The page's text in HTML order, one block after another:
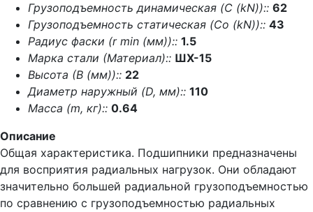
Грузоподъемность динамическая (C (kN)):: 62
Грузоподъемность статическая (Co (kN)):: 43
Радиус фаски (r min (мм)):: 1.5
Марка стали (Материал):: ШХ-15
Высота (В (мм)):: 22
Диаметр наружный (D, мм):: 110
Масса (m, кг):: 0.64
Описание
Общая характеристика. Подшипники предназначены
для восприятия радиальных нагрузок. Они обладают
значительно большей радиальной грузоподъемностью
по сравнению с грузоподъемностью радиальных